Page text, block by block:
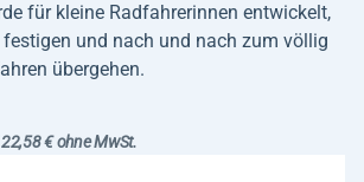
für kleine Radfahrerinnen entwickelt,
und nach und nach zum völlig
übergehen.
€ ohne MwSt.